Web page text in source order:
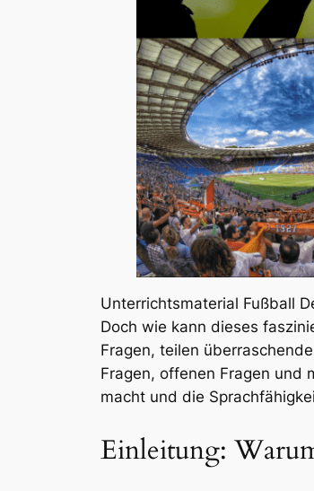
Unterrichtsmaterial Fußball
Doch wie kann dieses
Fragen, teilen
Fragen, offenen Fragen und
macht und die
Einleitung: